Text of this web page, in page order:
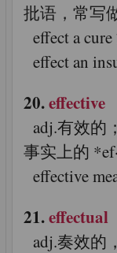
批语，常写
effect a
effect an
20.effective
adj.有效的
事实上的
effective
21.effectual
adj.奏效的